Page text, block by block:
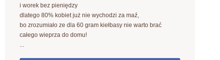
i worek bez pieniędzy
dlatego 80% kobiet już nie wychodzi za maź,
bo zrozumiało ze dla 60 gram kiełbasy nie warto brać
całego wieprza do domu!
...